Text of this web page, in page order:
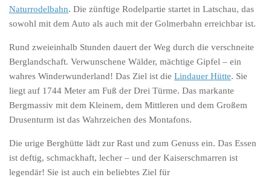
Naturrodelbahn. Die zünftige Rodelpartie startet in Latschau, das
sowohl mit dem Auto als auch mit der Golmerbahn erreichbar ist.
Rund zweieinhalb Stunden dauert der Weg durch die verschneite
Berglandschaft. Verwunschene Wälder, mächtige Gipfel – ein
wahres Winderwunderland! Das Ziel ist die Lindauer Hütte. Sie
liegt auf 1744 Meter am Fuß der Drei Türme. Das markante
Bergmassiv mit dem Kleinem, dem Mittleren und dem Großem
Drusenturm ist das Wahrzeichen des Montafons.
Die urige Berghütte lädt zur Rast und zum Genuss ein. Das Essen
ist deftig, schmackhaft, lecher – und der Kaiserschmarren ist
legendär! Sie ist auch ein beliebtes Ziel für